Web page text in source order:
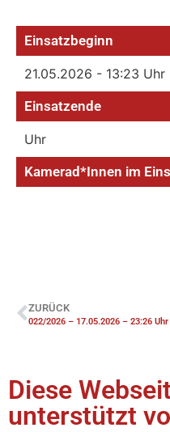
Einsatzbeginn
21.05.2026 - 13:23 Uhr
Einsatzende
Uhr
Kamerad*Innen im
ZURÜCK
Diese
unterstützt